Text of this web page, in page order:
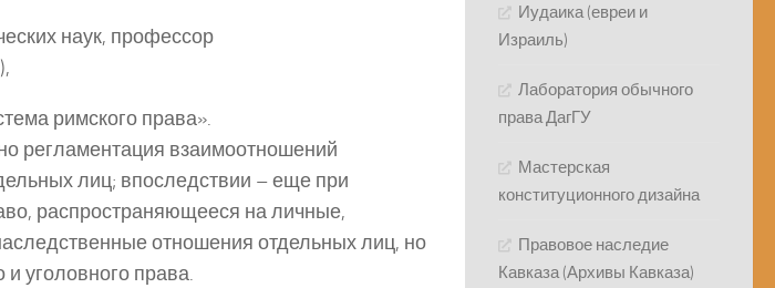
наук, профессор
римского права».
регламентация взаимоотношений
лиц; впоследствии – еще при
распространяющееся на личные,
отношения отдельных лиц, но
и уголовного права.
Иудаика (евреи и
Израиль)
Лаборатория обычного
права ДагГУ
Мастерская
конституционного дизайна
Правовое наследие
Кавказа (Архивы Кавказа)